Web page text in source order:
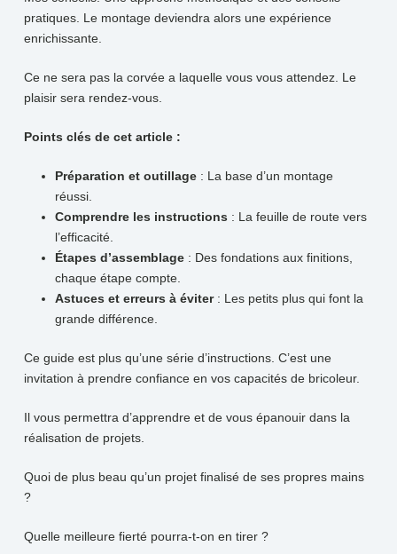
pratiques. Le montage deviendra alors une expérience
enrichissante.
Ce ne sera pas la corvée a laquelle vous vous attendez. Le
plaisir sera rendez-vous.
Points clés de cet article :
Préparation et outillage: La base d’un montage
réussi.
Comprendre les instructions : La feuille de route vers
l’efficacité.
Étapes d’assemblage: Des fondations aux finitions,
chaque étape compte.
Astuces et erreurs à éviter: Les petits plus qui font la
grande différence.
Ce guide est plus qu’une série d’instructions. C’est une
invitation à prendre confiance en vos capacités de bricoleur.
Il vous permettra d’apprendre et de vous épanouir dans la
réalisation de projets.
Quoi de plus beau qu’un projet finalisé de ses propres mains
?
Quelle meilleure fierté pourra-t-on en tirer ?